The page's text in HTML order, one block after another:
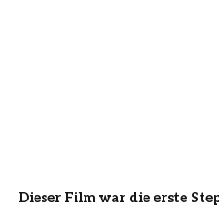
Dieser Film war die erste